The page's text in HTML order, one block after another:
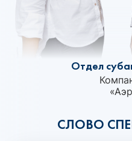
СЛОВО
Отдел